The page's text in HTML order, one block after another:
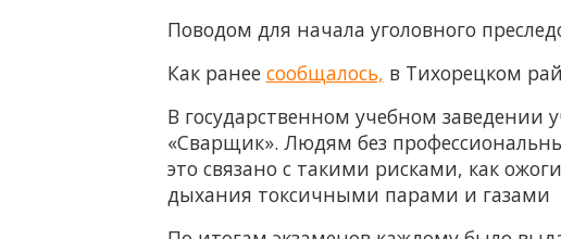
Поводом для начала уголовного
Как ранее сообщалось, в Тихорецком
В государственном учебном заведении
«Сварщик». Людям без
это связано с такими рисками, как
дыхания токсичными парами и